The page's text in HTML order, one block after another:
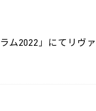
ム2022」にてリヴ